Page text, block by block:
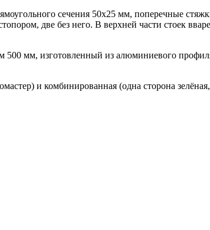
сечения 50х25 мм, поперечные
две без него. В верхней части стоек
мм, изготовленный из алюминиевого
и комбинированная (одна сторона